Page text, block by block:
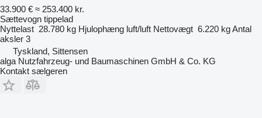
33.900 € ≈ 253.400 kr.
Sættevogn tippelad
Nyttelast 28.780 kg Hjulophæng luft/luft Nettovægt 6.220 kgAntal
aksler 3
Tyskland, Sittensen
alga Nutzfahrzeug- und Baumaschinen GmbH & Co. KG
Kontakt sælgeren